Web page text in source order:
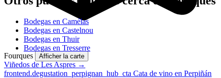
Fourques Afficher la carte
Bodegas en Camélas
Bodegas en Castelnou
Bodegas en Thuir
Bodegas en Tresserre
Viñedos de Les Aspres →
frontend.degustation_perpignan_hub_cta Cata de vino en Perpiñán